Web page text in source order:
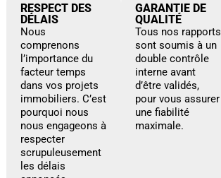
RESPECT DES
DÉLAIS
Nous
comprenons
l’importance du
facteur temps
dans vos projets
immobiliers. C’est
pourquoi nous
nous engageons à
respecter
scrupuleusement
les délais
GARANTIE DE
QUALITÉ
Tous nos rapports
sont soumis à un
double contrôle
interne avant
d’être validés,
pour vous assurer
une fiabilité
maximale.